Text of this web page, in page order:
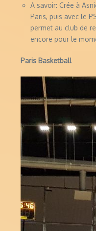
A savoir: Crée à
Paris, puis avec le
permet au club de
encore pour le
Paris Basketball